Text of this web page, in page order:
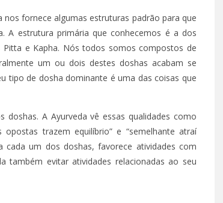
fornece algumas estruturas padrão para que
A estrutura primária que conhecemos é a dos
Pitta e Kapha. Nós todos somos compostos de
um ou dois destes doshas acabam se
tipo de dosha dominante é uma das coisas que
doshas. A Ayurveda vê essas qualidades como
trazem equilíbrio” e “semelhante atraí
cada um dos doshas, favorece atividades com
também evitar atividades relacionadas ao seu